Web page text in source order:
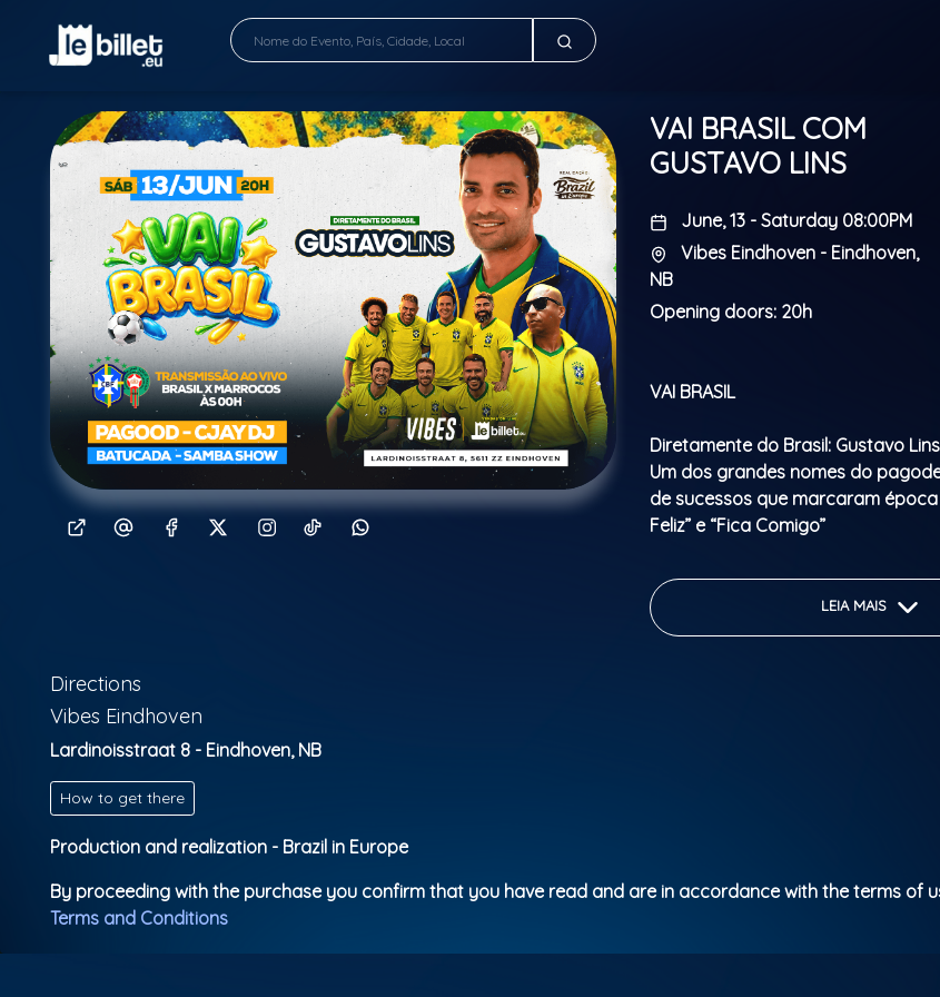
VAI BRASIL COM
GUSTAVO LINS
June, 13 - Saturday 08:00PM
Vibes Eindhoven - Eindhoven,
NB
Opening doors: 20h
VAI BRASIL
Diretamente do Brasil: Gustavo Lins
Um dos grandes nomes do
de sucessos que marcaram época
Feliz” e “Fica Comigo”
Dia de jogo da seleção + festa
Pagood, DJ- Cjay, Samba show e
a gente!
LEIA MAIS
Directions
Vibes Eindhoven
Lardinoisstraat 8 - Eindhoven, NB
How to get there
Production and realization - Brazil in Europe
By proceeding with the purchase you confirm that you have read and are in accordance with the terms of
Terms and Conditions